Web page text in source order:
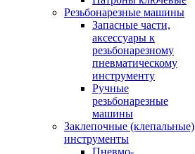
Резьбонарезные машины
Запасные части,
аксессуары к
резьбонарезному
пневматическому
инструменту
Ручные
резьбонарезные
машины
Заклепочные (клепальные)
инструменты
Пневмо-